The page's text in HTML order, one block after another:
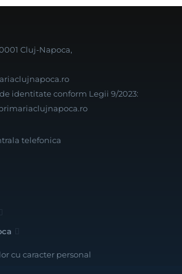
Cluj-Napoca,
identitate conform Legii 9/2023:
telefonica
cu caracter personal